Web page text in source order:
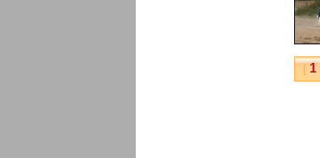
[ 1|